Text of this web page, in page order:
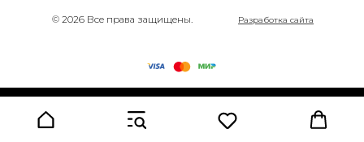
© 2026 Все права защищены. Разработка сайта
Made on Tilda